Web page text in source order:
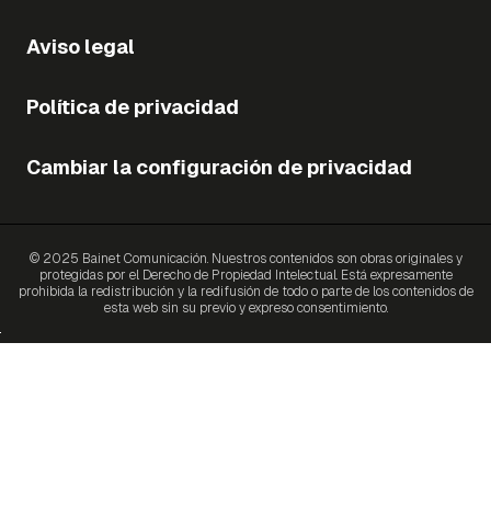
Aviso legal
Política de privacidad
Cambiar la configuración de privacidad
© 2025 Bainet Comunicación. Nuestros contenidos son obras originales y
protegidas por el Derecho de Propiedad Intelectual. Está expresamente
prohibida la redistribución y la redifusión de todo o parte de los contenidos de
esta web sin su previo y expreso consentimiento.